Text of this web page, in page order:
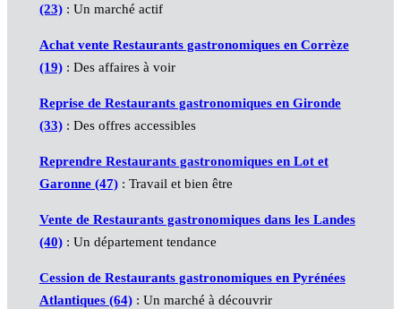
(23): Un marché actif
Achat vente Restaurants gastronomiques en Corrèze
(19): Des affaires à voir
Reprise de Restaurants gastronomiques en Gironde
(33): Des offres accessibles
Reprendre Restaurants gastronomiques en Lot et
Garonne (47): Travail et bien être
Vente de Restaurants gastronomiques dans les Landes
(40): Un département tendance
Cession de Restaurants gastronomiques en Pyrénées
Atlantiques (64): Un marché à découvrir